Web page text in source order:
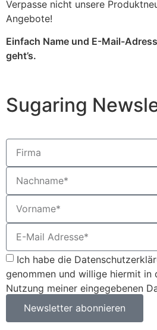
Verpasse nicht unsere
Angebote!
Einfach Name und E-Mail-
geht’s.
Sugaring
Ich habe die
genommen und willige hiermit in
Nutzung meiner eingegebenen
Newsletter abonnieren